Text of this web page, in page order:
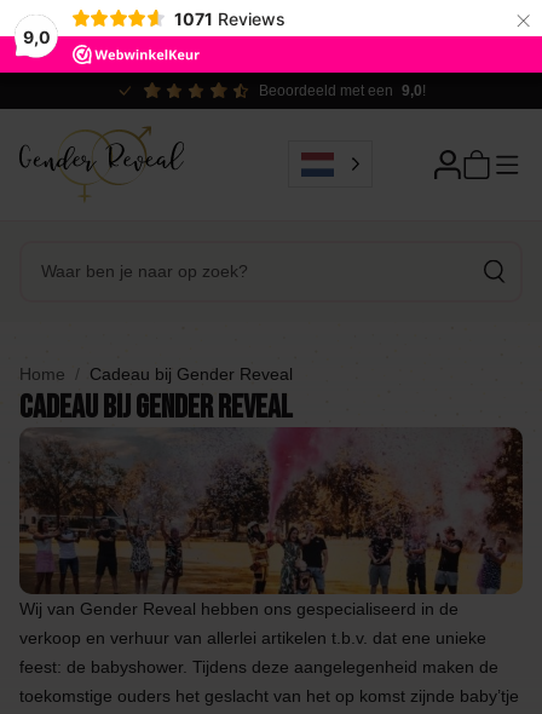
9,0
1071 Reviews ×
Beoordeeld met een 9,0!
Home Cadeau bij Gender Reveal
Cadeau bij Gender Reveal
Wij van Gender Reveal hebben ons gespecialiseerd in de
verkoop en verhuur van allerlei artikelen t.b.v. dat ene unieke
feest: de babyshower. Tijdens deze aangelegenheid maken de
toekomstige ouders het geslacht van het op komst zijnde baby’tje